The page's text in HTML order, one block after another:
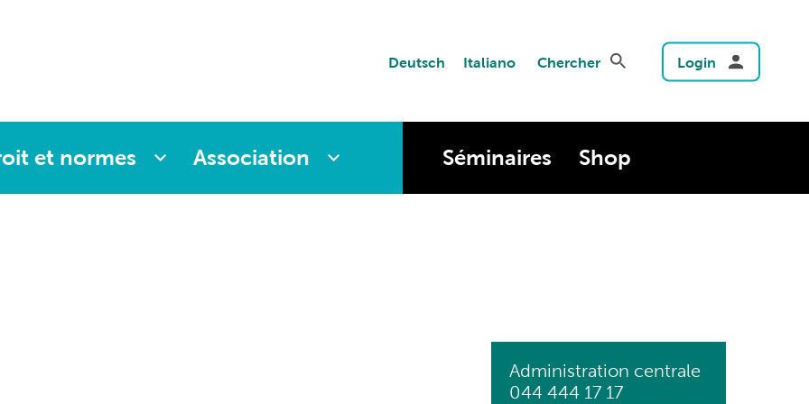
Deutsch Italiano Chercher Login
et normes Association Séminaires Shop
Administration centrale
044 444 17 17